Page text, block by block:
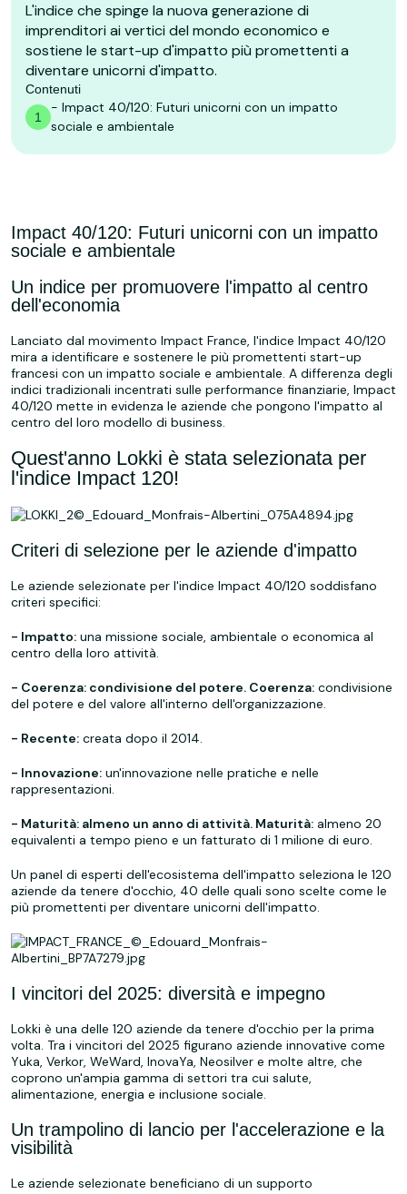
L'indice che spinge la nuova generazione di
imprenditori ai vertici del mondo economico e
sostiene le start-up d'impatto più promettenti a
diventare unicorni d'impatto.
Contenuti
1
- Impact 40/120: Futuri unicorni con un impatto
sociale e ambientale
Impact 40/120: Futuri unicorni con un impatto
sociale e ambientale
Un indice per promuovere l'impatto al centro
dell'economia
Lanciato dal movimento Impact France, l'indice Impact 40/120
mira a identificare e sostenere le più promettenti start-up
francesi con un impatto sociale e ambientale. A differenza degli
indici tradizionali incentrati sulle performance finanziarie, Impact
40/120 mette in evidenza le aziende che pongono l'impatto al
centro del loro modello di business.
Quest'anno Lokki è stata selezionata per
l'indice Impact 120!
Criteri di selezione per le aziende d'impatto
Le aziende selezionate per l'indice Impact 40/120 soddisfano
criteri specifici:
- Impatto: una missione sociale, ambientale o economica al
centro della loro attività.
- Coerenza: condivisione del potere. Coerenza: condivisione
del potere e del valore all'interno dell'organizzazione.
- Recente: creata dopo il 2014.
- Innovazione: un'innovazione nelle pratiche e nelle
rappresentazioni.
- Maturità: almeno un anno di attività. Maturità: almeno 20
equivalenti a tempo pieno e un fatturato di 1 milione di euro.
Un panel di esperti dell'ecosistema dell'impatto seleziona le 120
aziende da tenere d'occhio, 40 delle quali sono scelte come le
più promettenti per diventare unicorni dell'impatto.
I vincitori del 2025: diversità e impegno
Lokki è una delle 120 aziende da tenere d'occhio per la prima
volta. Tra i vincitori del 2025 figurano aziende innovative come
Yuka, Verkor, WeWard, InovaYa, Neosilver e molte altre, che
coprono un'ampia gamma di settori tra cui salute,
alimentazione, energia e inclusione sociale.
Un trampolino di lancio per l'accelerazione e la
visibilità
Le aziende selezionate beneficiano di un supporto